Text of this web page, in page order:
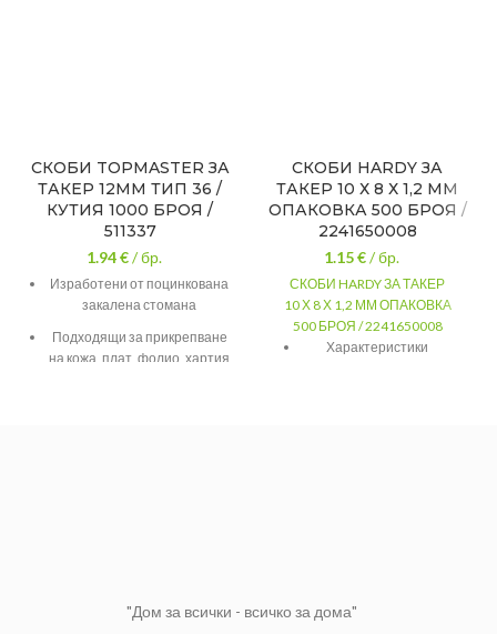
СКОБИ TOPMASTER ЗА
ТАКЕР 12MM ТИП 36 /
КУТИЯ 1000 БРОЯ /
511337
1.94€/ бр.
Изработени от поцинкована
закалена стомана
Подходящи за прикрепване
на кожа, плат, фолио, хартия
СКОБИ HARDY ЗА
ТАКЕР 10 Х 8 Х 1,2 ММ
ОПАКОВКА 500 БРОЯ /
2241650008
1.15€/ бр.
СКОБИ HARDY ЗА ТАКЕР
10 Х 8 Х 1,2 ММ ОПАКОВКА
500 БРОЯ / 2241650008
Характеристики
"Дом за всички - всичко за дома"